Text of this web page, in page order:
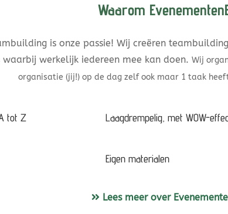
Waarom
is onze passie! Wij creëren
werkelijk iedereen mee kan doen. Wij
organisatie (jij!) op de dag zelf ook maar 1 taak
tot Z Laagdrempelig, met WOW-
Eigen materialen
Lees meer over